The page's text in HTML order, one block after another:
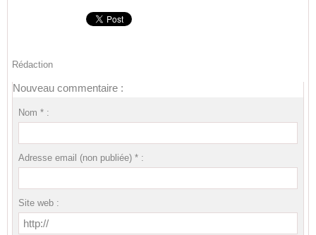
Rédaction
Nouveau commentaire :
Nom * :
Adresse email (non publiée) * :
Site web :